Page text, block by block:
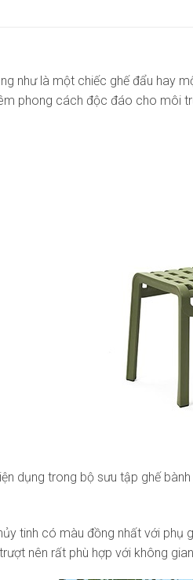
như là một chiếc ghế đẩu hay
phong cách độc đáo cho môi
dụng trong bộ sưu tập ghế
tinh có màu đồng nhất với
nên rất phù hợp với không